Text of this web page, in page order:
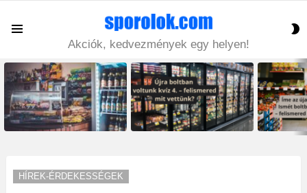
Akciók, kedvezmények egy helyen!
LATEST
STORIES
HÍREK-ÉRDEKESSÉGEK